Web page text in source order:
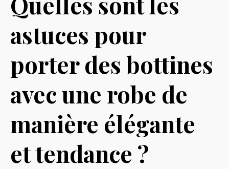
astuces pour
porter des bottines
avec une robe de
manière élégante
et tendance ?